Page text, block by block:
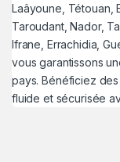
Laâyoune, Tétouan,
Taroudant, Nador,
Ifrane, Errachidia,
vous garantissons
pays. Bénéficiez
fluide et sécurisée